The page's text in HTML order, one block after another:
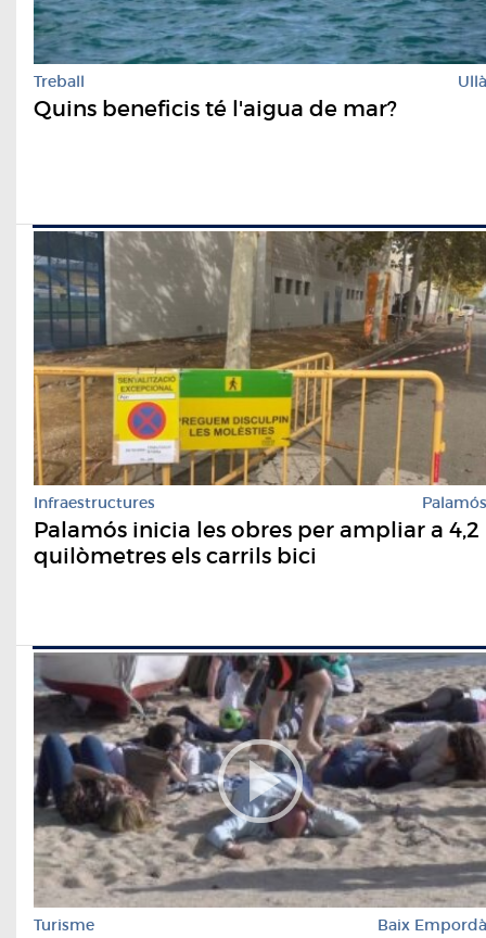
Treball Ullà
Quins beneficis té l'aigua de mar?
Infraestructures Palamós
Palamós inicia les obres per ampliar a 4,2
quilòmetres els carrils bici
Turisme Baix Empordà